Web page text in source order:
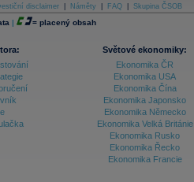
disclaimer Náměty FAQ Skupina ČSOB
| = placený obsah
Světové ekonomiky:
Ekonomika ČR
Ekonomika USA
Ekonomika Čína
Ekonomika Japonsko
Ekonomika Německo
Ekonomika Velká Británie
Ekonomika Rusko
Ekonomika Řecko
Ekonomika Francie